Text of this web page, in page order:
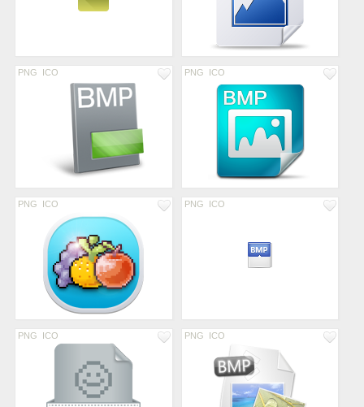
PNG ICO PNG ICO
PNG ICO PNG ICO
PNG ICO PNG ICO